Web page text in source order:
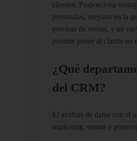
clientes. Proporciona
personales, mejoras en la
precisas de ventas, y un
permite poner al cliente en
¿Qué
del CRM?
El análisis de datos con el
marketing, ventas y